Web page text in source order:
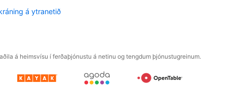
á ytranetið
á heimsvísu í ferðaþjónustu á netinu og tengdum þjónustugreinum.